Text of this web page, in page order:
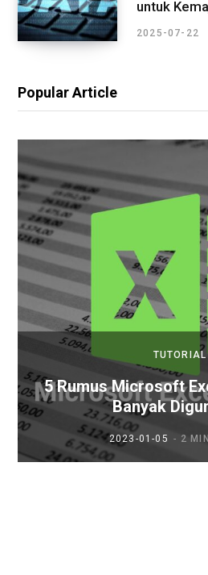
untuk
2025-07-22
Popular Article
TUTORIAL
5 Rumus Microsoft
Banyak
2023-01-05 2